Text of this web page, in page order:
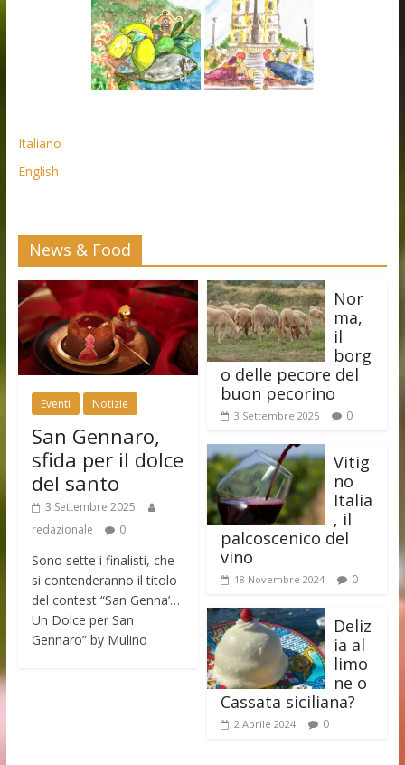
Italiano
English
News & Food
Eventi Notizie
San Gennaro,
sfida per il dolce
del santo
3 Settembre 2025
redazionale
0
Sono sette i finalisti, che
si contenderanno il titolo
del contest “San Genna’…
Un Dolce per San
Gennaro” by Mulino
Nor
ma,
il
borg
o delle pecore del
buon pecorino
3 Settembre 2025 0
Vitig
no
Italia
, il
palcoscenico del
vino
18 Novembre 2024 0
Deliz
ia al
limo
ne o
Cassata siciliana?
2 Aprile 2024 0